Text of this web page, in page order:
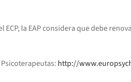
la EAP considera que debe
http://